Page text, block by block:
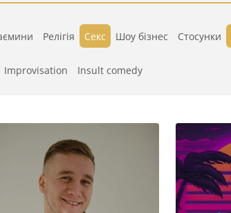
Релігія Секс Шоу бізнес Стосунки
Improvisation Insult comedy